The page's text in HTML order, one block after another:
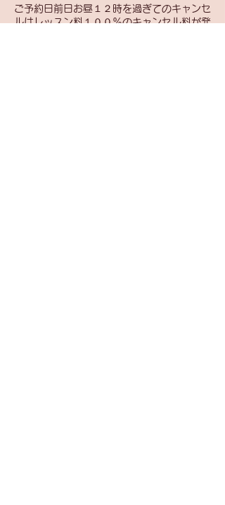
ご予約日前日お昼１２時を過ぎてのキャンセ
ルはレッスン料１００％のキャンセル料が発